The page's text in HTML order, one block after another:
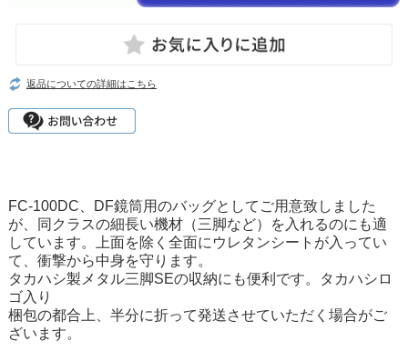
返品についての詳細はこちら
FC-100DC、DF鏡筒用のバッグとしてご用意致しました
が、同クラスの細長い機材（三脚など）を入れるのにも適
しています。上面を除く全面にウレタンシートが入ってい
て、衝撃から中身を守ります。
タカハシ製メタル三脚SEの収納にも便利です。タカハシロ
ゴ入り
梱包の都合上、半分に折って発送させていただく場合がご
ざいます。